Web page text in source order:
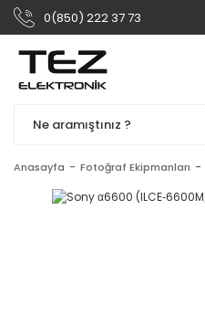
0(850) 222 37 73
Anasayfa Fotoğraf Ekipmanları